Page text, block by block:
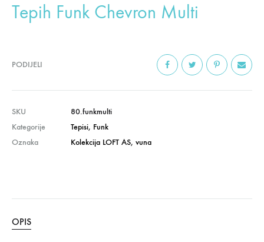
Tepih Funk Chevron Multi
PODIJELI
SKU
80.funkmulti
Kategorije
Tepisi, Funk
Oznaka
Kolekcija LOFT AS, vuna
OPIS